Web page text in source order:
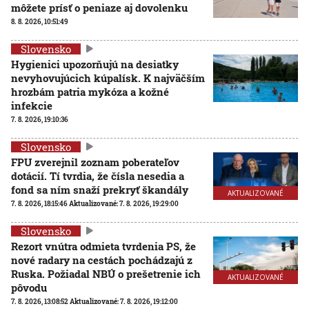
môžete prísť o peniaze aj dovolenku
8. 8. 2026, 10:51:49
Slovensko
Hygienici upozorňujú na desiatky
nevyhovujúcich kúpalísk. K najväčším
hrozbám patria mykóza a kožné
infekcie
7. 8. 2026, 19:10:36
AKTUALIZOVANÉ
Slovensko
FPU zverejnil zoznam poberateľov
dotácií. Tí tvrdia, že čísla nesedia a
fond sa ním snaží prekryť škandály
7. 8. 2026, 18:15:46Aktualizované:7. 8. 2026, 19:29:00
AKTUALIZOVANÉ
Slovensko
Rezort vnútra odmieta tvrdenia PS, že
nové radary na cestách pochádzajú z
Ruska. Požiadal NBÚ o prešetrenie ich
pôvodu
7. 8. 2026, 13:08:52Aktualizované:7. 8. 2026, 19:12:00